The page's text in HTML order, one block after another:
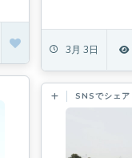
3月 3日
SNSでシェア